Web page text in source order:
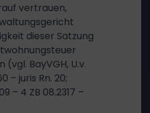
vertrauen,
dieser Satzung
BayVGH, U.v.
– juris Rn. 20;
– 4 ZB 08.2317 –